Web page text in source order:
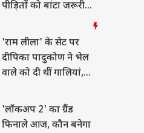
कैफ स्टारर 'टाइगर 3' भी
ऑफिस पर 449.3 करोड़
पीड़ितों को बांटा जरूरी
'राम लीला' के सेट पर
दीपिका पादुकोण ने भेल
वाले को दी थीं गालियां,
'लॉकअप 2' का ग्रैंड
फिनाले आज, कौन बनेगा